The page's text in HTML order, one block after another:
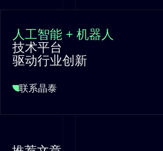
人工智能 + 机器人
技术平台
驱动行业创新
联系晶泰